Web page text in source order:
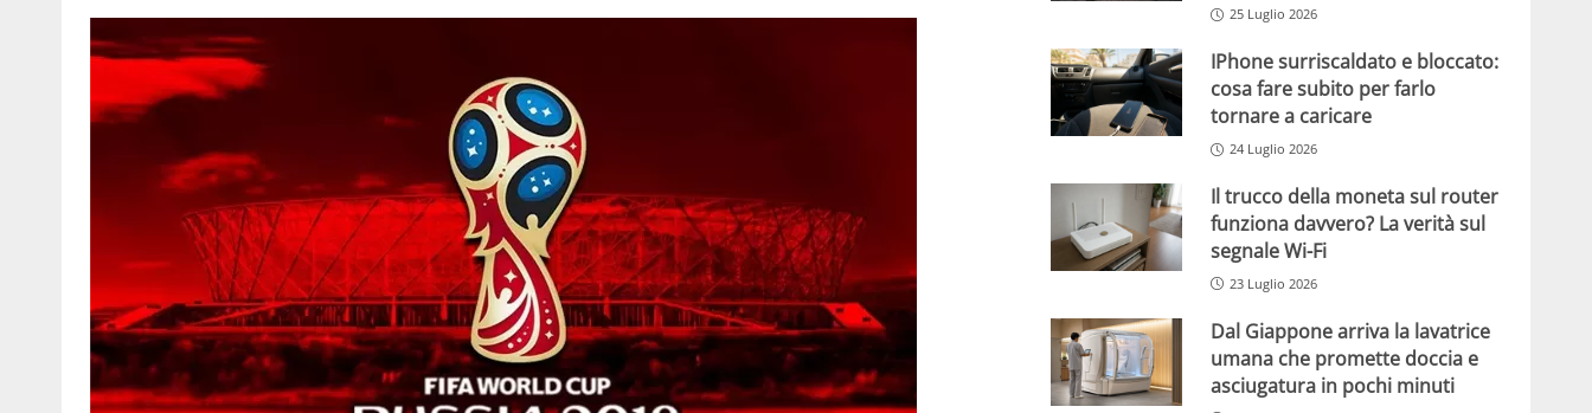
25 Luglio 2026
IPhone surriscaldato e bloccato:
cosa fare subito per farlo
tornare a caricare
24 Luglio 2026
Il trucco della moneta sul router
funziona davvero? La verità sul
segnale Wi-Fi
23 Luglio 2026
Dal Giappone arriva la lavatrice
umana che promette doccia e
asciugatura in pochi minuti